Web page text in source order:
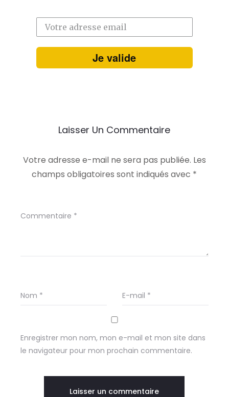
Je valide
Laisser Un Commentaire
Votre adresse e-mail ne sera pas publiée. Les
champs obligatoires sont indiqués avec *
Commentaire *
Nom * E-mail *
Enregistrer mon nom, mon e-mail et mon site dans
le navigateur pour mon prochain commentaire.